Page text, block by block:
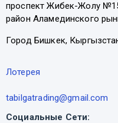
проспект Жибек-Жолу
район Аламединского
Город Бишкек,
Лотерея
tabilgatrading@gmail.com
Социальные Сети: